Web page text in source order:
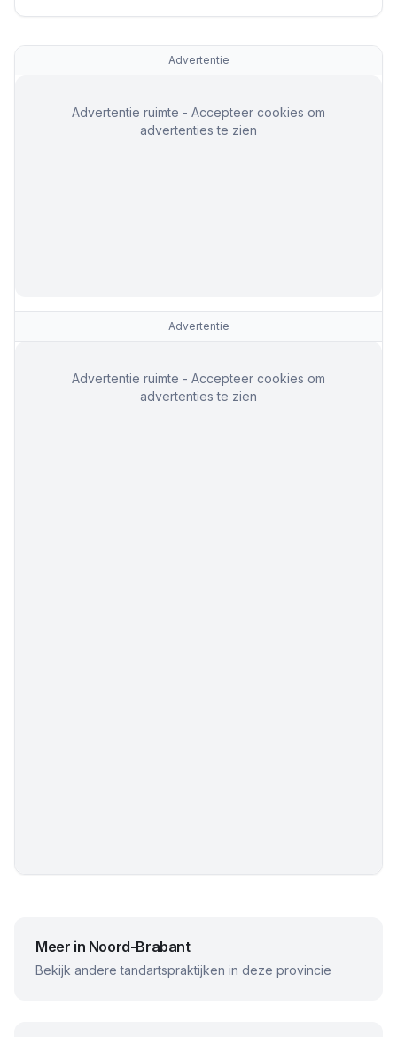
Advertentie
Advertentie ruimte - Accepteer cookies om
advertenties te zien
Advertentie
Advertentie ruimte - Accepteer cookies om
advertenties te zien
Meer in Noord-Brabant
Bekijk andere tandartspraktijken in deze provincie